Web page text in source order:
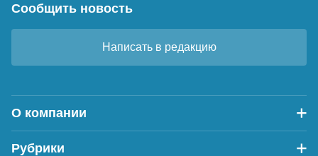
Сообщить новость
Написать в редакцию
О компании
Рубрики